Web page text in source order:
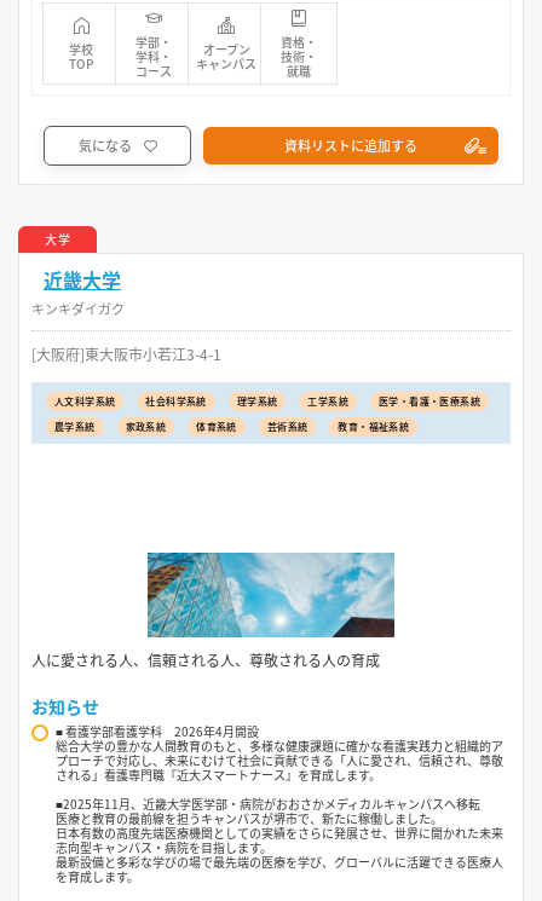
学校
TOP
学部・
学科・
コース
オープン
キャンパス
資格・
技術・
就職
気になる 資料リストに追加する
大学
近畿大学
キンキダイガク
[大阪府]東大阪市小若江3-4-1
人文科学系統 社会科学系統 理学系統 工学系統
医学・看護・医療系統
農学系統
家政系統 体育系統 芸術系統 教育・福祉系統
人に愛される人、信頼される人、尊敬される人の育成
お知らせ
■ 看護学部看護学科 2026年4月開設
総合大学の豊かな人間教育のもと、多様な健康課題に確かな看護実践力と組織的ア
プローチで対応し、未来にむけて社会に貢献できる「人に愛され、信頼され、尊敬
される」看護専門職『近大スマートナース』を育成します。
■2025年11月、近畿大学医学部・病院がおおさかメディカルキャンパスへ移転
医療と教育の最前線を担うキャンパスが堺市で、新たに稼働しました。
日本有数の高度先端医療機関としての実績をさらに発展させ、世界に開かれた未来
志向型キャンパス・病院を目指します。
最新設備と多彩な学びの場で最先端の医療を学び、グローバルに活躍できる医療人
を育成します。